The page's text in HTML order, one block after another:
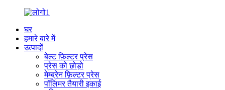
घर
हमारे बारे में
उत्पादों
बेल्ट फ़िल्टर प्रेस
प्रेस को छोड़ो
मेम्ब्रेन फ़िल्टर प्रेस
पॉलिमर तैयारी इकाई